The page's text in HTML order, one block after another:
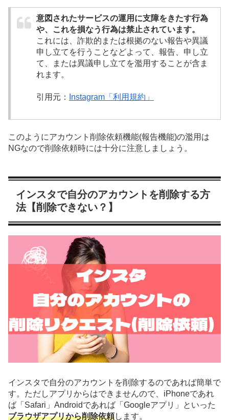
意図されたサービスの運用に支障をきたす行為
や、これを損なう行為は禁止されています。
これには、詐欺的または根拠のない報告や異議
申し立てを行うことなどよって、報告、申し立
て、または異議申し立てを濫用することが含ま
れます。
引用元： Instagram「利用規約」
このようにアカウント削除依頼機能(報告機能)の濫用は
NGなので削除依頼時には十分に注意しましょう。
インスタで自分のアカウントを削除する方
法【削除できない？】
インスタで自分のアカウントを削除するのであれば簡単で
す。ただしアプリからはできませんので、iPhoneであれ
ば「Safari」Androidであれば「Googleアプリ」といった
ブラウザアプリから削除依頼します。